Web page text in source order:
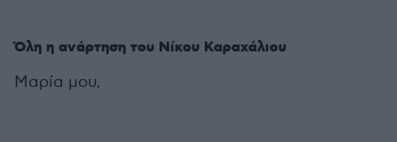
Όλη η ανάρτηση του Νίκου Καραχάλιου
Μαρία μου,